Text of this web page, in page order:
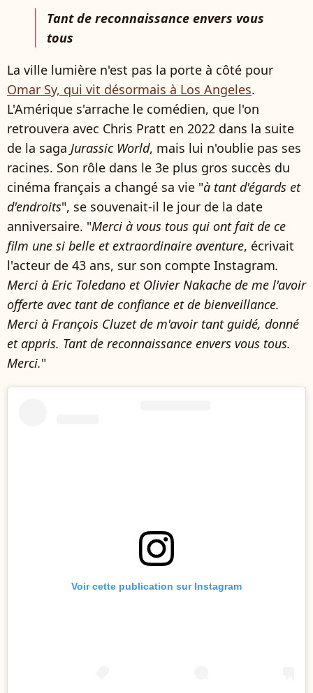
Tant de reconnaissance envers vous
tous
La ville lumière n'est pas la porte à côté pour
Omar Sy, qui vit désormais à Los Angeles.
L'Amérique s'arrache le comédien, que l'on
retrouvera avec Chris Pratt en 2022 dans la suite
de la saga Jurassic World, mais lui n'oublie pas ses
racines. Son rôle dans le 3e plus gros succès du
cinéma français a changé sa vie "à tant d'égards et
d'endroits", se souvenait-il le jour de la date
anniversaire. "Merci à vous tous qui ont fait de ce
film une si belle et extraordinaire aventure, écrivait
l'acteur de 43 ans, sur son compte Instagram.
Merci à Eric Toledano et Olivier Nakache de me l'avoir
offerte avec tant de confiance et de bienveillance.
Merci à François Cluzet de m'avoir tant guidé, donné
et appris. Tant de reconnaissance envers vous tous.
Merci."
Voir cette publication sur Instagram